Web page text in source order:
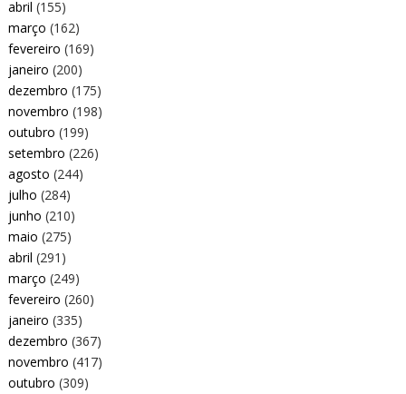
abril (155)
março (162)
fevereiro (169)
janeiro (200)
dezembro (175)
novembro (198)
outubro (199)
setembro (226)
agosto (244)
julho (284)
junho (210)
maio (275)
abril (291)
março (249)
fevereiro (260)
janeiro (335)
dezembro (367)
novembro (417)
outubro (309)